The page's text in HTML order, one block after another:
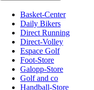
Basket-Center
Daily Bikers
Direct Running
Direct-Volley
Espace Golf
Foot-Store
Galopp-Store
Golf and co
Handball-Store